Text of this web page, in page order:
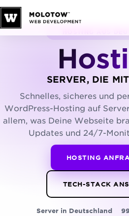
SERVER, DIE
Schnelles, sicheres und
WordPress-Hosting auf
allem, was Deine Webseite
Updates und 24/7-
HOSTING
TECH-STACK
Server in Deutschland